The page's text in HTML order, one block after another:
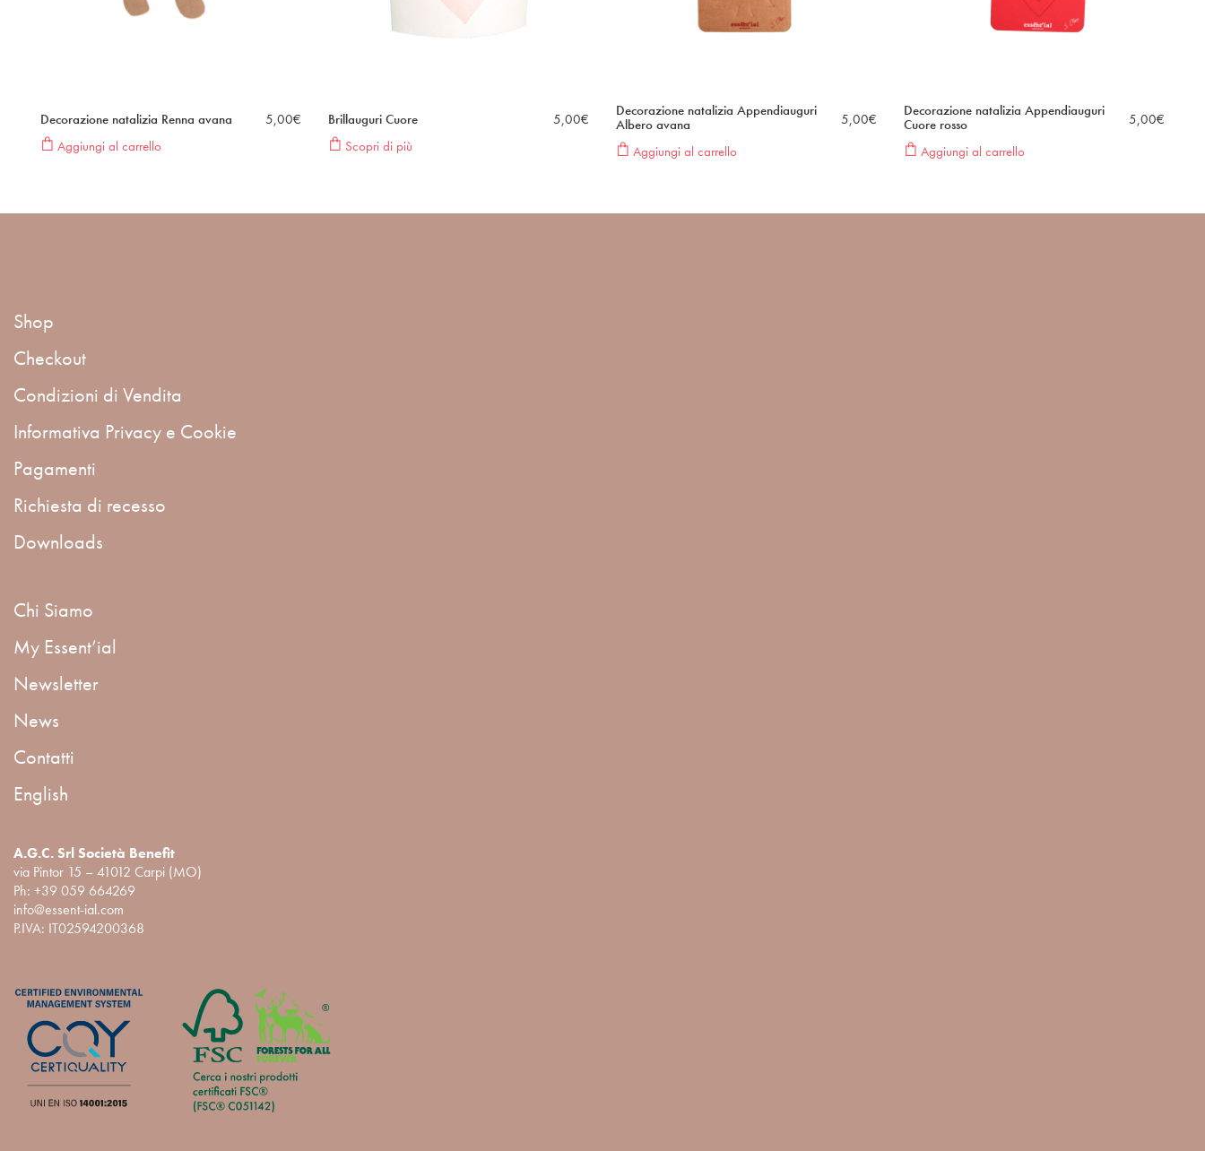
Decorazione natalizia Renna avana
Aggiungi al carrello
5,00€
Brillauguri Cuore
Scopri di più
5,00€
Decorazione natalizia Appendiauguri
Albero avana
Aggiungi al carrello
5,00€
Decorazione natalizia Appendiauguri
Cuore rosso
Aggiungi al carrello
5,00€
Shop
Checkout
Condizioni di Vendita
Informativa Privacy e Cookie
Pagamenti
Richiesta di recesso
Downloads
Chi Siamo
My Essent’ial
Newsletter
News
Contatti
English
A.G.C. Srl Società Benefit
via Pintor 15 – 41012 Carpi (MO)
Ph: +39 059 664269
info@essent-ial.com
P.IVA: IT02594200368